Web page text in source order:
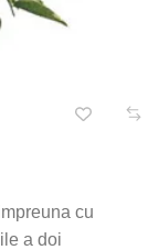
cu
a doi